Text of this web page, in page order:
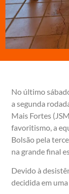
No último
a segunda
Mais Fortes
favoritismo, a
Bolsão pela
na grande final
Devido à
decidida em